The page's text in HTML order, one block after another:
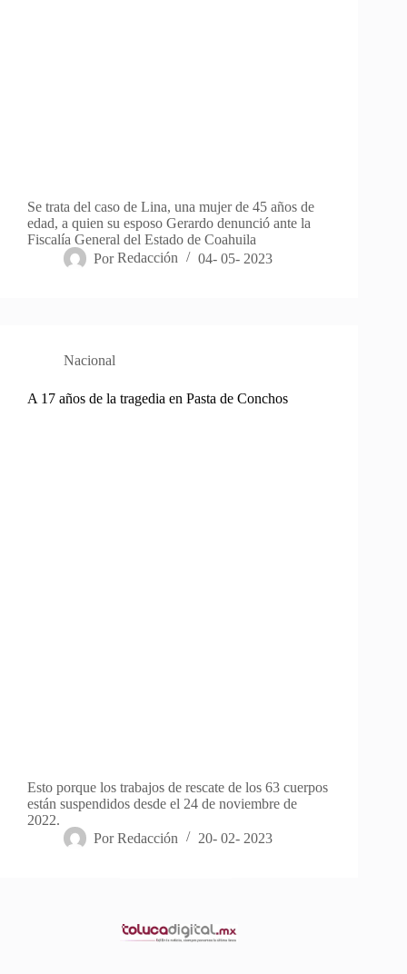
Se trata del caso de Lina, una mujer de 45 años de
edad, a quien su esposo Gerardo denunció ante la
Fiscalía General del Estado de Coahuila
Por Redacción 04- 05- 2023
Nacional
A 17 años de la tragedia en Pasta de Conchos
Esto porque los trabajos de rescate de los 63 cuerpos
están suspendidos desde el 24 de noviembre de
2022.
Por Redacción 20- 02- 2023